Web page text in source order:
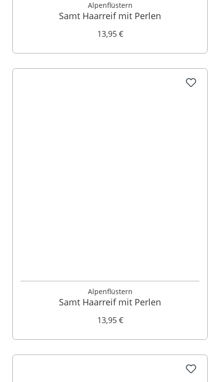
Alpenflüstern
Samt Haarreif mit Perlen
13,95 €
Alpenflüstern
Samt Haarreif mit Perlen
13,95 €